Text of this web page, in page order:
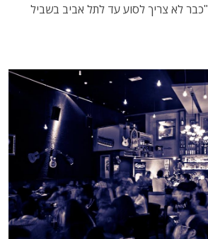
"כבר לא צריך לסוע עד לתל אביב בשביל